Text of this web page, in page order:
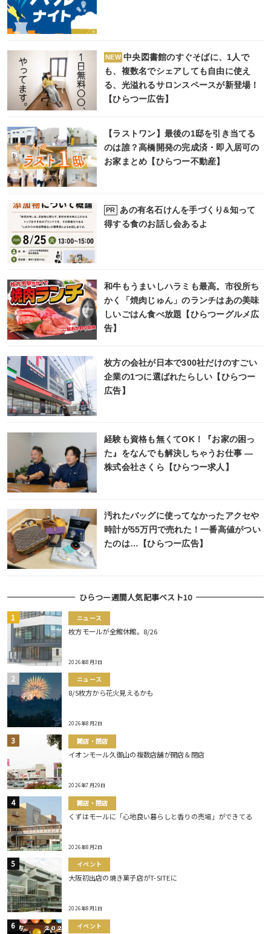
NEW 中央図書館のすぐそばに、1人で
も、複数名でシェアしても自由に使え
る、光溢れるサロンスペースが新登場！
【ひらつー広告】
【ラストワン】最後の1邸を引き当てる
のは誰？高橋開発の完成済・即入居可の
お家まとめ【ひらつー不動産】
PR
あの有名石けんを手づくり&知って
得する食のお話し会あるよ
和牛もうまいしハラミも最高。市役所ち
かく「焼肉じゅん」のランチはあの美味
しいごはん食べ放題【ひらつーグルメ広
告】
枚方の会社が日本で300社だけのすごい
企業の1つに選ばれたらしい【ひらつー
広告】
経験も資格も無くてOK！『お家の困っ
た』をなんでも解決しちゃうお仕事 ―
株式会社さくら【ひらつー求人】
汚れたバッグに使ってなかったアクセや
時計が55万円で売れた！一番高値がつい
たのは…【ひらつー広告】
ひらつー週間人気記事ベスト10
ニュース
枚方モールが全館休館。8/26
2026年8月3日
ニュース
8/5枚方から花火見えるかも
2026年8月2日
開店・閉店
イオンモール久御山の複数店舗が開店＆閉店
2026年7月29日
開店・閉店
くずはモールに「心地良い暮らしと香りの売場」ができてる
2026年8月2日
イベント
大阪初出店の焼き菓子店がT-SITEに
2026年8月1日
イベント